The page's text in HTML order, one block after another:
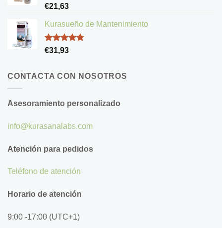
Valorado
de 5
€21,63
Kurasueño de Mantenimiento
Valorado
€31,93
CONTACTA CON NOSOTROS
Asesoramiento personalizado
info@kurasanalabs.com
Atención para pedidos
Teléfono de atención
Horario de atención
9:00 -17:00 (UTC+1)